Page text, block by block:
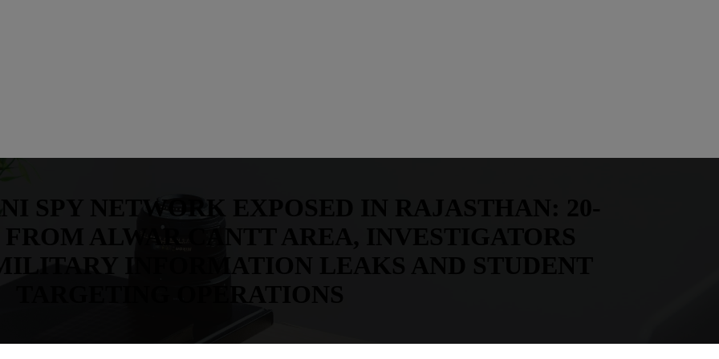
SPY NETWORK EXPOSED IN RAJASTHAN: 20-
ALWAR CANTT AREA, INVESTIGATORS